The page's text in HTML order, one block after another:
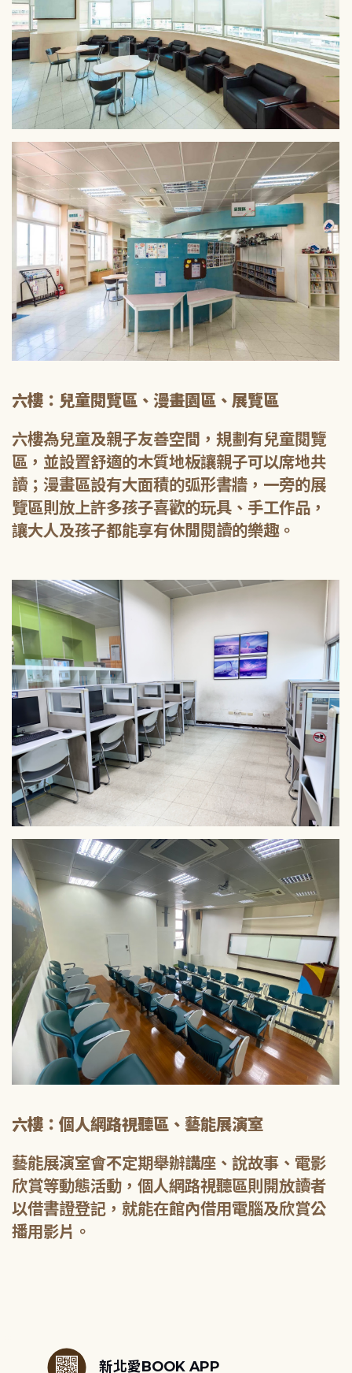
六樓：兒童閱覽區、漫畫園區、展覽區
六樓為兒童及親子友善空間，規劃有兒童閱覽
區，並設置舒適的木質地板讓親子可以席地共
讀；漫畫區設有大面積的弧形書牆，一旁的展
覽區則放上許多孩子喜歡的玩具、手工作品，
讓大人及孩子都能享有休閒閱讀的樂趣。
六樓：個人網路視聽區、藝能展演室
藝能展演室會不定期舉辦講座、說故事、電影
欣賞等動態活動，個人網路視聽區則開放讀者
以借書證登記，就能在館內借用電腦及欣賞公
播用影片。
新北愛BOOK APP